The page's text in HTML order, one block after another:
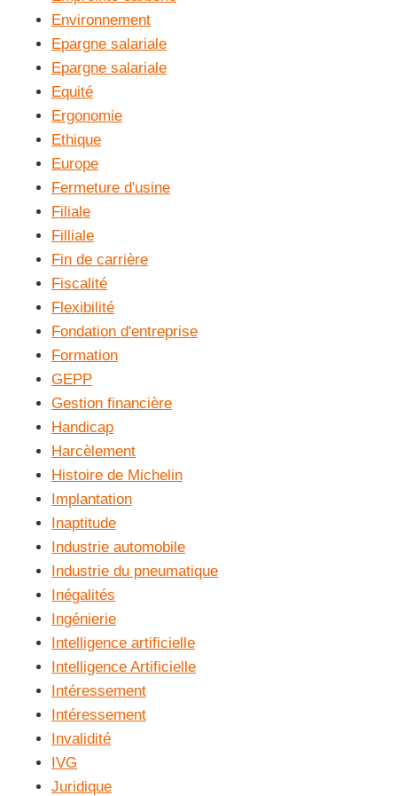
Environnement
Epargne salariale
Epargne salariale
Equité
Ergonomie
Ethique
Europe
Fermeture d'usine
Filiale
Filliale
Fin de carrière
Fiscalité
Flexibilité
Fondation d'entreprise
Formation
GEPP
Gestion financière
Handicap
Harcèlement
Histoire de Michelin
Implantation
Inaptitude
Industrie automobile
Industrie du pneumatique
Inégalités
Ingénierie
Intelligence artificielle
Intelligence Artificielle
Intéressement
Intéressement
Invalidité
IVG
Juridique